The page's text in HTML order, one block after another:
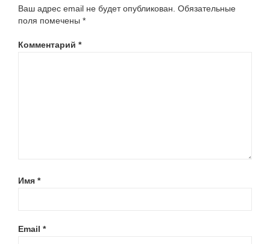
Ваш адрес email не будет опубликован. Обязательные
поля помечены *
Комментарий *
Имя *
Email *